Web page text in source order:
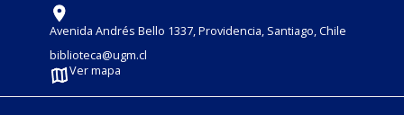
Avenida Andrés Bello 1337, Providencia, Santiago, Chile
biblioteca@ugm.cl
Ver mapa